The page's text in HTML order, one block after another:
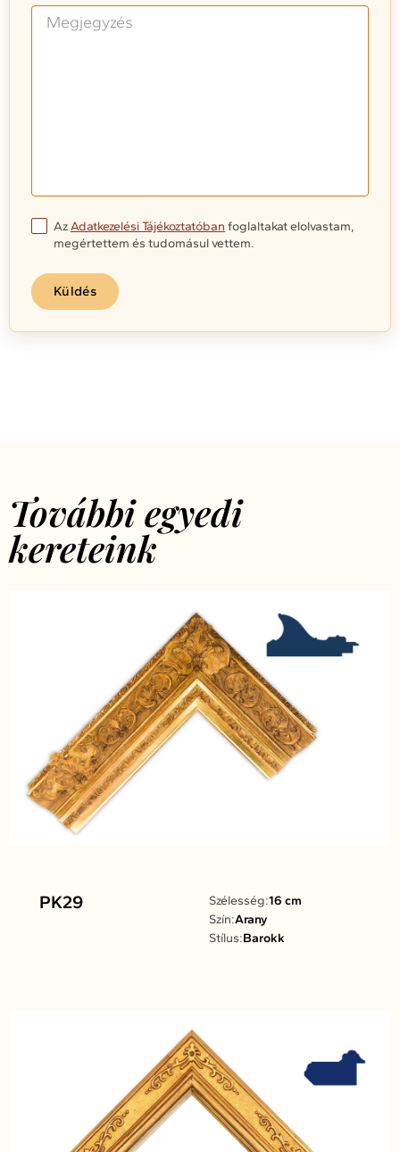
AzAdatkezelési Tájékoztatóban foglaltakat elolvastam,
megértettem és tudomásul vettem.
Küldés
További egyedi
kereteink
PK29 Szélesség:16 cm
Szín:Arany
Stílus:Barokk